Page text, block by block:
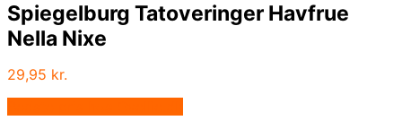
Spiegelburg Tatoveringer Havfrue
Nella Nixe
29,95 kr.